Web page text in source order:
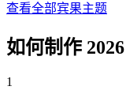
查看全部宾果主题
如何制作
1